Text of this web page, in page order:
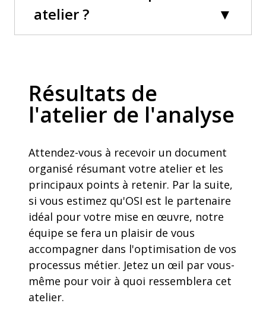
atelier ?
Résultats de
l'atelier de l'analyse
Attendez-vous à recevoir un document
organisé résumant votre atelier et les
principaux points à retenir. Par la suite,
si vous estimez qu'OSI est le partenaire
idéal pour votre mise en œuvre, notre
équipe se fera un plaisir de vous
accompagner dans l'optimisation de vos
processus métier. Jetez un œil par vous-
même pour voir à quoi ressemblera cet
atelier.